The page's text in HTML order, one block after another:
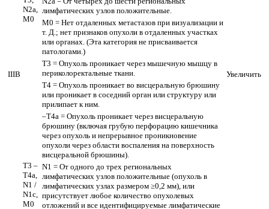
IIIB Увеличить
N2a,
M0
лимфатических узлов положительные.
M0 = Нет отдаленных метастазов при визуализации и
т. Д.; нет признаков опухоли в отдаленных участках
или органах. (Эта категория не присваивается
патологами.)
T3 –
T4a,
N1 /
N1c,
M0
T3 = Опухоль проникает через мышечную мышцу в
периколоректальные ткани.
T4 = Опухоль проникает во висцеральную брюшину
или проникает в соседний орган или структуру или
прилипает к ним.
–T4a = Опухоль проникает через висцеральную
брюшину (включая грубую перфорацию кишечника
через опухоль и непрерывное проникновение
опухоли через области воспаления на поверхность
висцеральной брюшины).
N1 = От одного до трех региональных
лимфатических узлов положительные (опухоль в
лимфатических узлах размером ≥0,2 мм), или
присутствует любое количество опухолевых
отложений и все идентифицируемые лимфатические